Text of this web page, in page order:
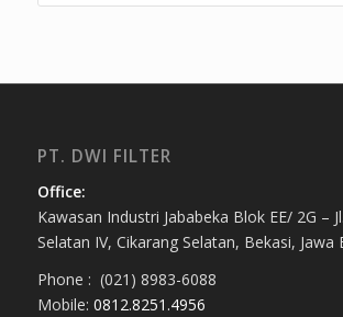
PT. DWI FILTER
Office:
Kawasan Industri Jababeka Blok EE/ 2G –
Selatan IV, Cikarang Selatan, Bekasi, Jawa
Phone : (021) 8983-6088
Mobile: 0812.8251.4956